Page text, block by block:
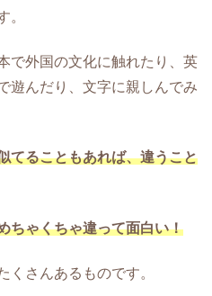
。
で外国の文化に触れたり、英
遊んだり、文字に親しんでみ
てることもあれば、違うこと
ちゃくちゃ違って面白い！
くさんあるものです。